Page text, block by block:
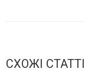
СХОЖІ СТАТТІ